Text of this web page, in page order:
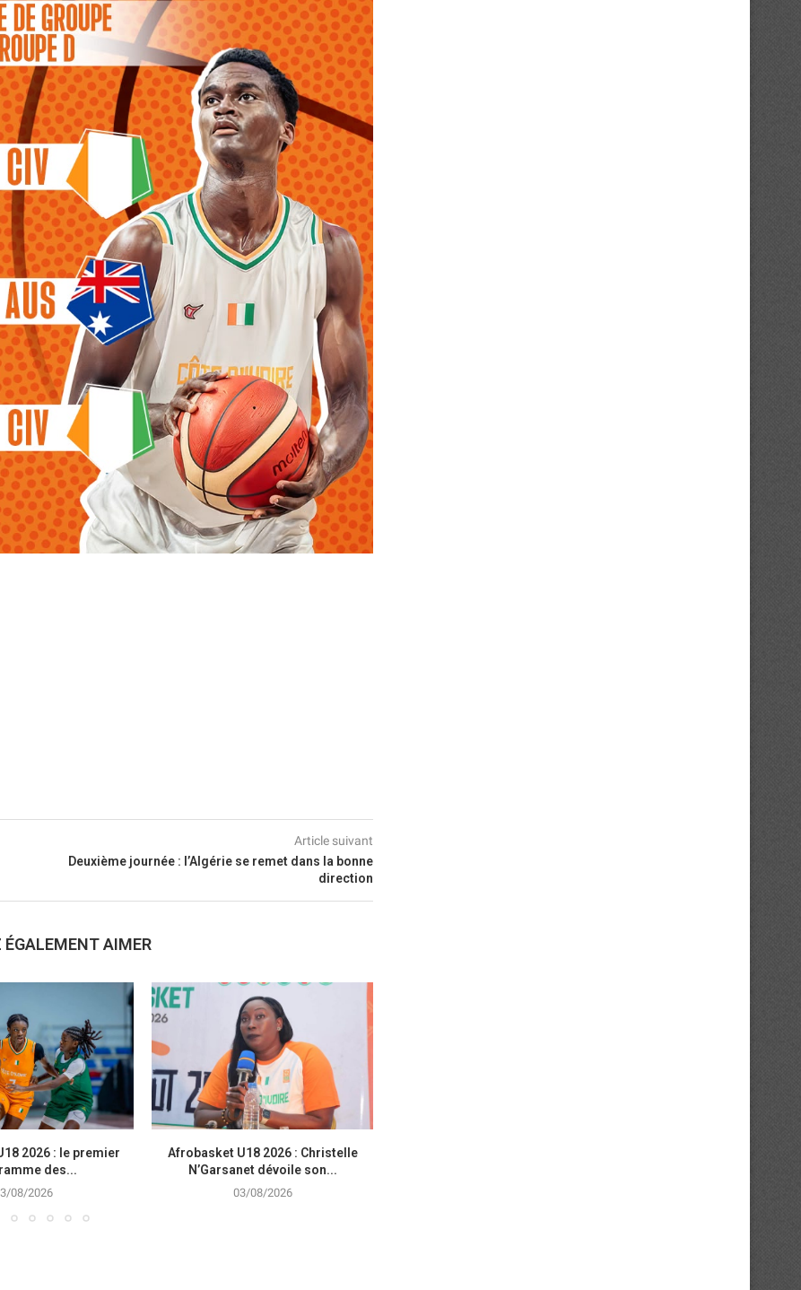
Article suivant
Deuxième journée : l’Algérie se remet dans la bonne
direction
ÉGALEMENT AIMER
2026 : le premier
des...
08/2026
Afrobasket U18 2026 : Christelle
N’Garsanet dévoile son...
03/08/2026